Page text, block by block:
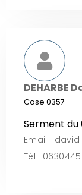
DEHARBE
Case 0357
Serment du
Email :
Tél :